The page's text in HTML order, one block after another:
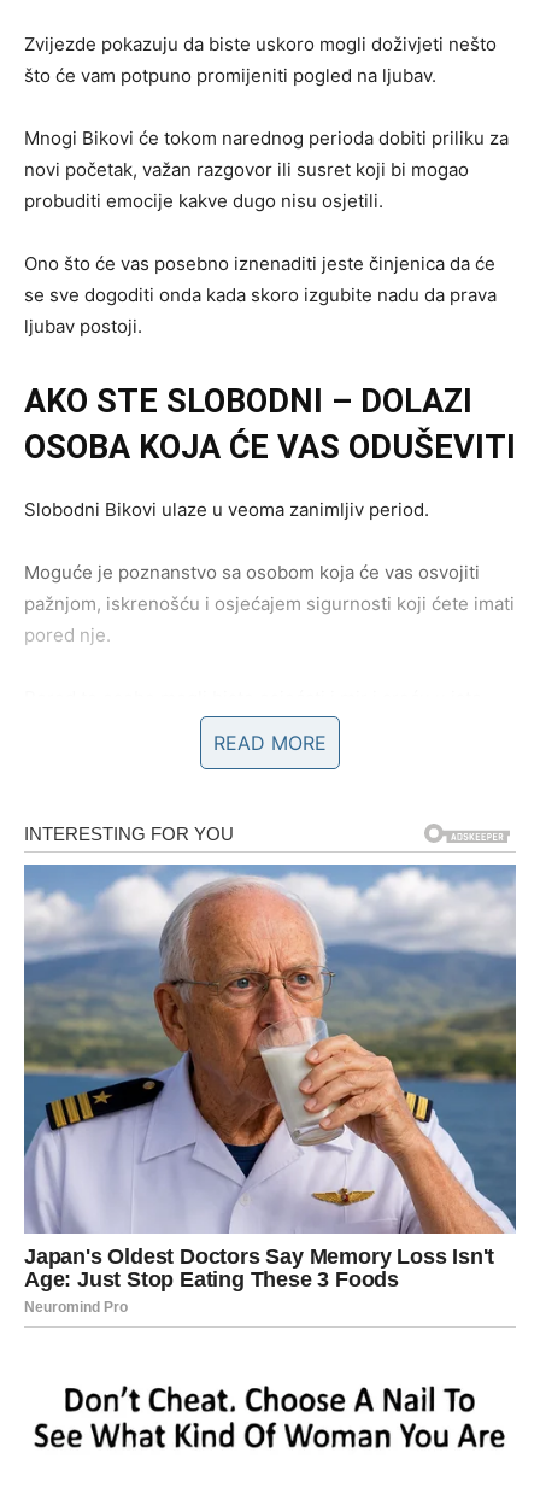
Zvijezde pokazuju da biste uskoro mogli doživjeti nešto
što će vam potpuno promijeniti pogled na ljubav.
Mnogi Bikovi će tokom narednog perioda dobiti priliku za
novi početak, važan razgovor ili susret koji bi mogao
probuditi emocije kakve dugo nisu osjetili.
Ono što će vas posebno iznenaditi jeste činjenica da će
se sve dogoditi onda kada skoro izgubite nadu da prava
ljubav postoji.
AKO STE SLOBODNI – DOLAZI
OSOBA KOJA ĆE VAS ODUŠEVITI
Slobodni Bikovi ulaze u veoma zanimljiv period.
Moguće je poznanstvo sa osobom koja će vas osvojiti
pažnjom, iskrenošću i osjećajem sigurnosti koji ćete imati
pored nje.
nekoga ko će znati cijeniti vaše srce, trud i emocije.
Ono što je posebno važno jeste činjenica da ova osoba
ne ulazi slučajno u vaš život.
PROŠLOST SE PONOVO VRAĆA
U VAŠ ŽIVOT
Mnogi Bikovi mogli bi tokom narednog perioda ponovo
uspostaviti kontakt sa osobom iz prošlosti.
READ MORE